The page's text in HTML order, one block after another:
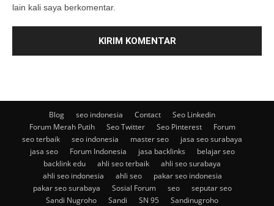
lain kali saya berkomentar.
Blog seo indonesia Contact
Seo Linkedin
Forum Merah Putih
Seo Twitter Seo Pinterest
Forum
seo terbaik
seo indonesia master seo
jasa seo surabaya
jasa seo
Forum Indonesia jasa backlinks
belajar seo
backlink edu
ahli seo terbaik
ahli seo surabaya
ahli seo indonesia
ahli seo
pakar seo indonesia
pakar seo surabaya
Sosial Forum seo
seputar seo
Sandi Nugroho
Sandi SN 95
Sandinugroho